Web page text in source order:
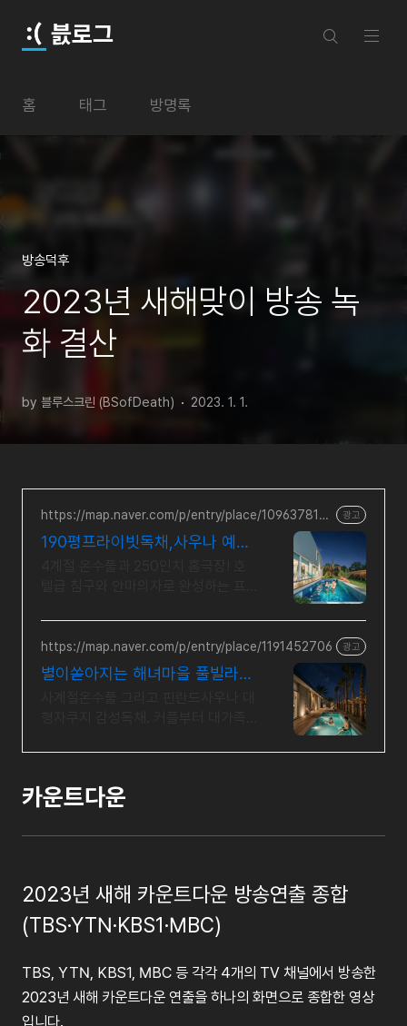
븘로그
홈 태그 방명록
방송덕후
2023년 새해맞이 방송 녹
화 결산
by 블루스크린 (BSofDeath) 2023. 1. 1.
https://map.naver.com/p/entry/place/109637816
광고
190평프라이빗독채,사우나 예쁜
만! 스타일러와 사우나로 완성하는 세
심한 배려의 감성숙소
https://map.naver.com/p/entry/place/1191452706 광고
별이쏟아지는 해녀마을 풀빌라
풀과 스파, 불멍.제주해녀마을 돌담길
카운트다운
2023년 새해 카운트다운 방송연출 종합
(TBS·YTN·KBS1·MBC)
TBS, YTN, KBS1, MBC 등 각각 4개의 TV 채널에서 방송한
2023년 새해 카운트다운 연출을 하나의 화면으로 종합한 영상
입니다.